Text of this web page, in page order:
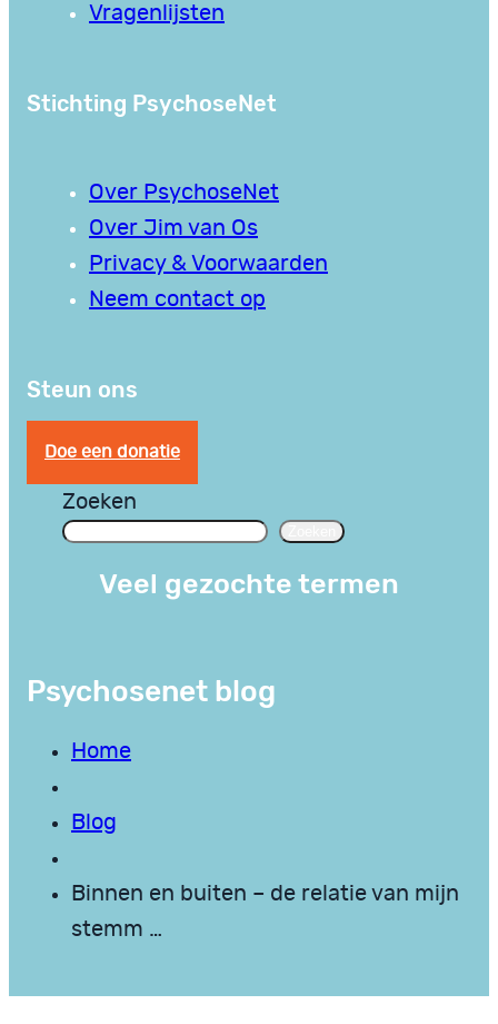
Vragenlijsten
Stichting PsychoseNet
Over PsychoseNet
Over Jim van Os
Privacy & Voorwaarden
Neem contact op
Steun ons
Doe een donatie
Zoeken
Veel gezochte termen
Psychosenet blog
Home
Blog
Binnen en buiten – de relatie van mijn
stemm …